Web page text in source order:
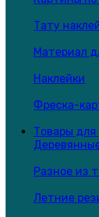
Тату
Материал
Наклейки
Фреска-
Товары
Разное из
Летние